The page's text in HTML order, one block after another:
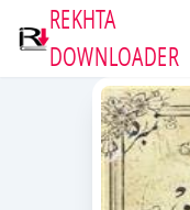
REKHTA
DOWNLOADER